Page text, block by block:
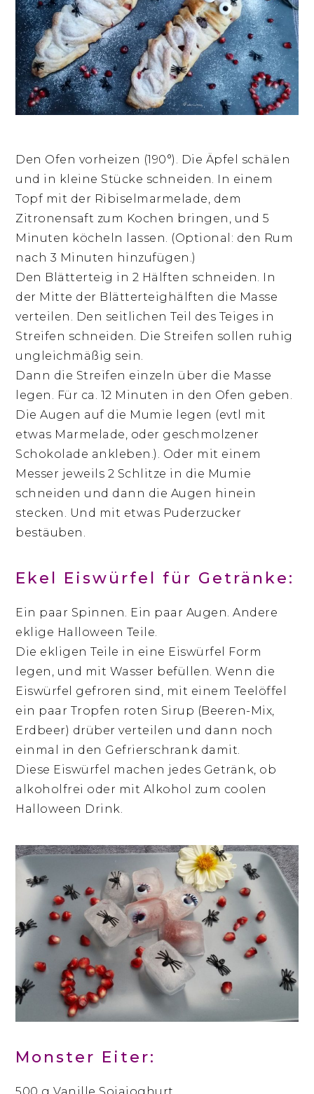
Den Ofen vorheizen (190°). Die Äpfel schälen
und in kleine Stücke schneiden. In einem
Topf mit der Ribiselmarmelade, dem
Zitronensaft zum Kochen bringen, und 5
Minuten köcheln lassen. (Optional: den Rum
nach 3 Minuten hinzufügen.)
Den Blätterteig in 2 Hälften schneiden. In
der Mitte der Blätterteighälften die Masse
verteilen. Den seitlichen Teil des Teiges in
Streifen schneiden. Die Streifen sollen ruhig
ungleichmäßig sein.
Dann die Streifen einzeln über die Masse
legen. Für ca. 12 Minuten in den Ofen geben.
Die Augen auf die Mumie legen (evtl mit
etwas Marmelade, oder geschmolzener
Schokolade ankleben.). Oder mit einem
Messer jeweils 2 Schlitze in die Mumie
schneiden und dann die Augen hinein
stecken. Und mit etwas Puderzucker
bestäuben.
Ekel Eiswürfel für Getränke:
Ein paar Spinnen. Ein paar Augen. Andere
eklige Halloween Teile.
Die ekligen Teile in eine Eiswürfel Form
legen, und mit Wasser befüllen. Wenn die
Eiswürfel gefroren sind, mit einem Teelöffel
ein paar Tropfen roten Sirup (Beeren-Mix,
Erdbeer) drüber verteilen und dann noch
einmal in den Gefrierschrank damit.
Diese Eiswürfel machen jedes Getränk, ob
alkoholfrei oder mit Alkohol zum coolen
Halloween Drink.
Monster Eiter:
500 g Vanille Sojajoghurt